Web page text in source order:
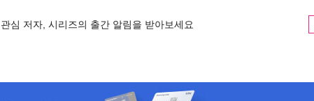
관심 저자, 시리즈의 출간 알림을 받아보세요